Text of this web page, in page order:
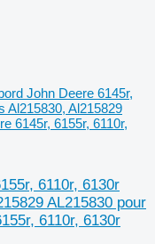
John Deere 6145r,
Al215830, Al215829
6145r, 6155r, 6110r,
6110r, 6130r
AL215830 pour
6110r, 6130r